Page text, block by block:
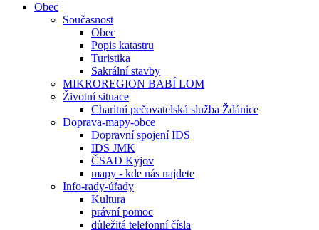
Obec
Současnost
Obec
Popis katastru
Turistika
Sakrální stavby
MIKROREGION BABÍ LOM
Životní situace
Charitní pečovatelská služba Ždánice
Doprava-mapy-obce
Dopravní spojení IDS
IDS JMK
ČSAD Kyjov
mapy - kde nás najdete
Info-rady-úřady
Kultura
právní pomoc
důležitá telefonní čísla